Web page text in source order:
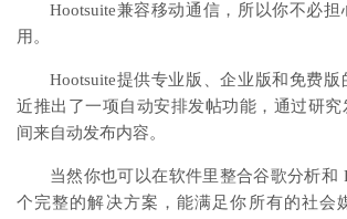
Hootsuite兼容移动通信，所以你不必
用。
Hootsuite提供专业版、企业版和免费
近推出了一项自动安排发帖功能，通过研
间来自动发布内容。
当然你也可以在软件里整合谷歌分析和
个完整的解决方案，能满足你所有的社会